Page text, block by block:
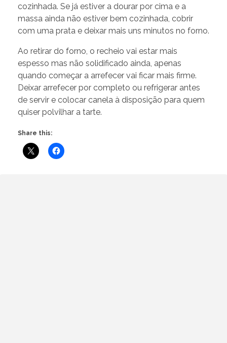
cozinhada. Se já estiver a dourar por cima e a
massa ainda não estiver bem cozinhada, cobrir
com uma prata e deixar mais uns minutos no forno.
Ao retirar do forno, o recheio vai estar mais
espesso mas não solidificado ainda, apenas
quando começar a arrefecer vai ficar mais firme.
Deixar arrefecer por completo ou refrigerar antes
de servir e colocar canela à disposição para quem
quiser polvilhar a tarte.
Share this: